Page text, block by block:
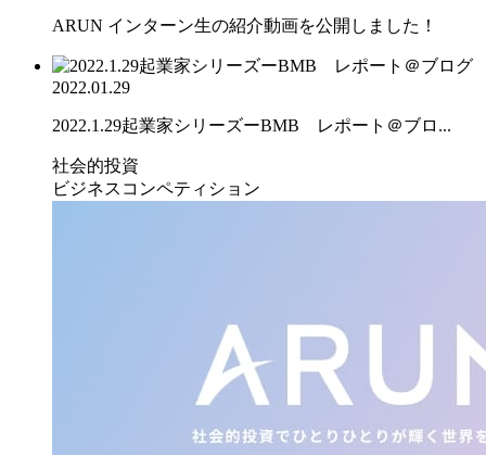
ARUN インターン生の紹介動画を公開しました！
2022.01.29
2022.1.29起業家シリーズーBMB レポート＠ブロ...
社会的投資
ビジネスコンペティション